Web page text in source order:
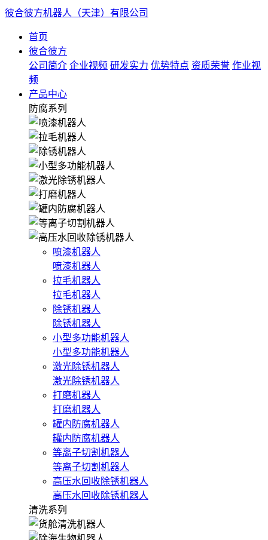
彼合彼方机器人（天津）有限公司
首页
彼合彼方
公司简介 企业视频 研发实力 优势特点 资质荣誉 作业视
频
产品中心
防腐系列
喷漆机器人
喷漆机器人
拉毛机器人
拉毛机器人
除锈机器人
除锈机器人
小型多功能机器人
小型多功能机器人
激光除锈机器人
激光除锈机器人
打磨机器人
打磨机器人
罐内防腐机器人
罐内防腐机器人
等离子切割机器人
等离子切割机器人
高压水回收除锈机器人
高压水回收除锈机器人
清洗系列